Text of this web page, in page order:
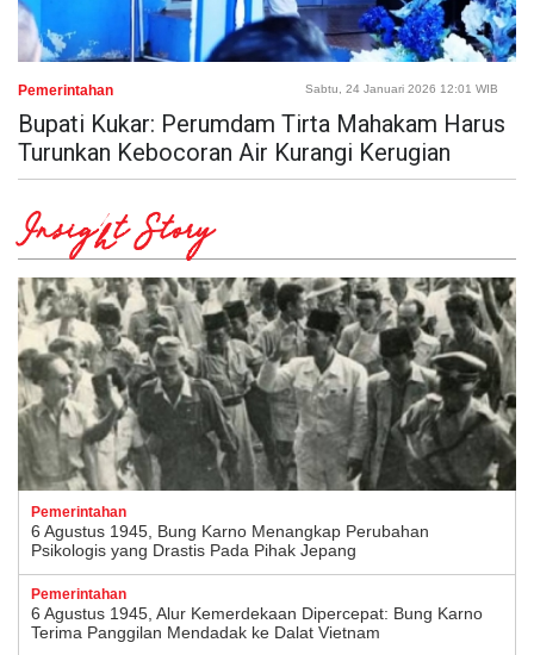
Pemerintahan Sabtu, 24 Januari 2026 12:01 WIB
Bupati Kukar: Perumdam Tirta Mahakam Harus
Turunkan Kebocoran Air Kurangi Kerugian
Insight Story
Pemerintahan
6 Agustus 1945, Bung Karno Menangkap Perubahan
Psikologis yang Drastis Pada Pihak Jepang
Pemerintahan
6 Agustus 1945, Alur Kemerdekaan Dipercepat: Bung Karno
Terima Panggilan Mendadak ke Dalat Vietnam